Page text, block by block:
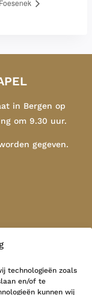
technologieën zoals
en/of te
kunnen wij
in Bergen op
om 9.30 uur.
gegeven.